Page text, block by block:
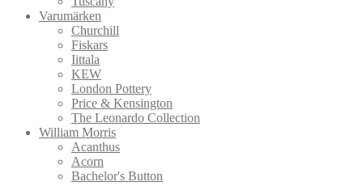
Varumärken
Churchill
Fiskars
Iittala
KEW
London Pottery
Price & Kensington
The Leonardo Collection
William Morris
Acanthus
Acorn
Bachelor's Button